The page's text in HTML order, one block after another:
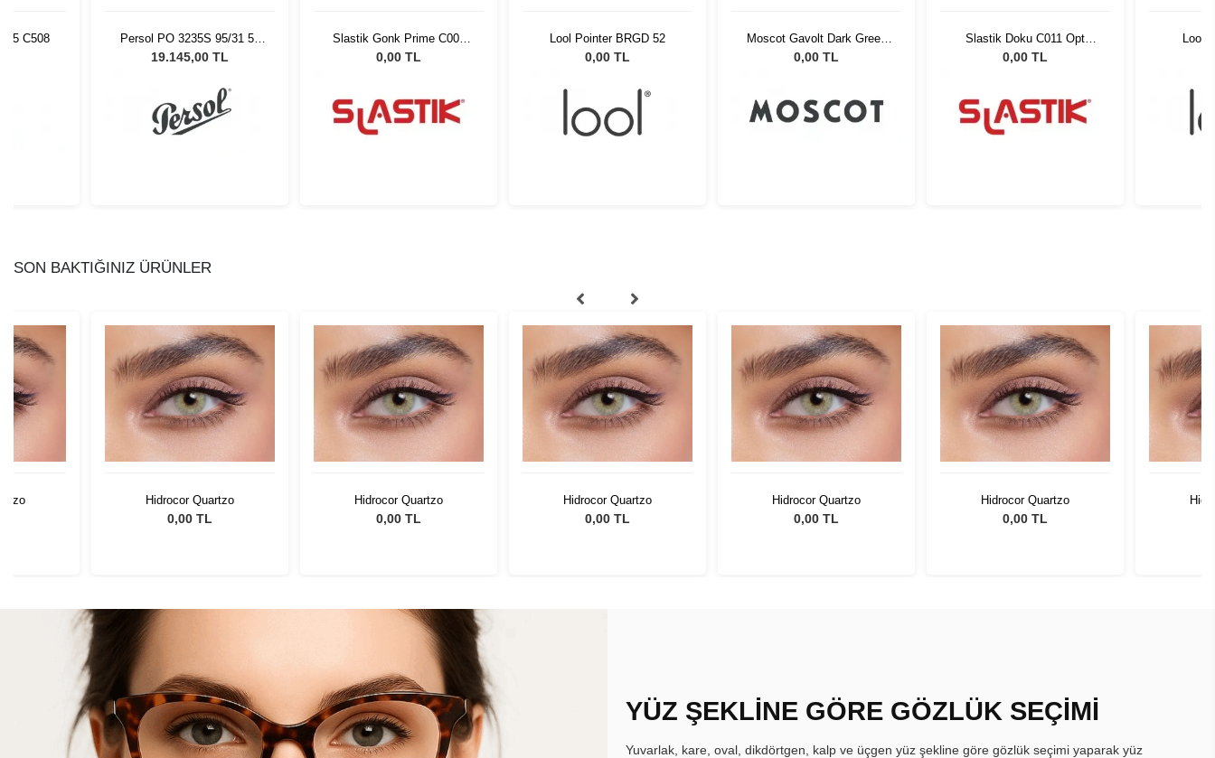
C508
Persol PO 3235S 95/31 55
Unisex Güneş Gözlüğü
19.145,00 TL
Slastik Gonk Prime C006
Opt
0,00 TL
Lool Pointer BRGD 52
0,00 TL
Moscot Gavolt Dark Green
45 0405-01
0,00 TL
Slastik Doku C011 Opt
1055565
0,00 TL
Lool
SON BAKTIĞINIZ ÜRÜNLER
Hidrocor Quartzo
0,00 TL
Hidrocor Quartzo
0,00 TL
Hidrocor Quartzo
0,00 TL
Hidrocor Quartzo
0,00 TL
Hidrocor Quartzo
0,00 TL
YÜZ ŞEKLİNE GÖRE GÖZLÜK SEÇİMİ
Yuvarlak, kare, oval, dikdörtgen, kalp ve üçgen yüz şekline göre gözlük seçimi yaparak yüz